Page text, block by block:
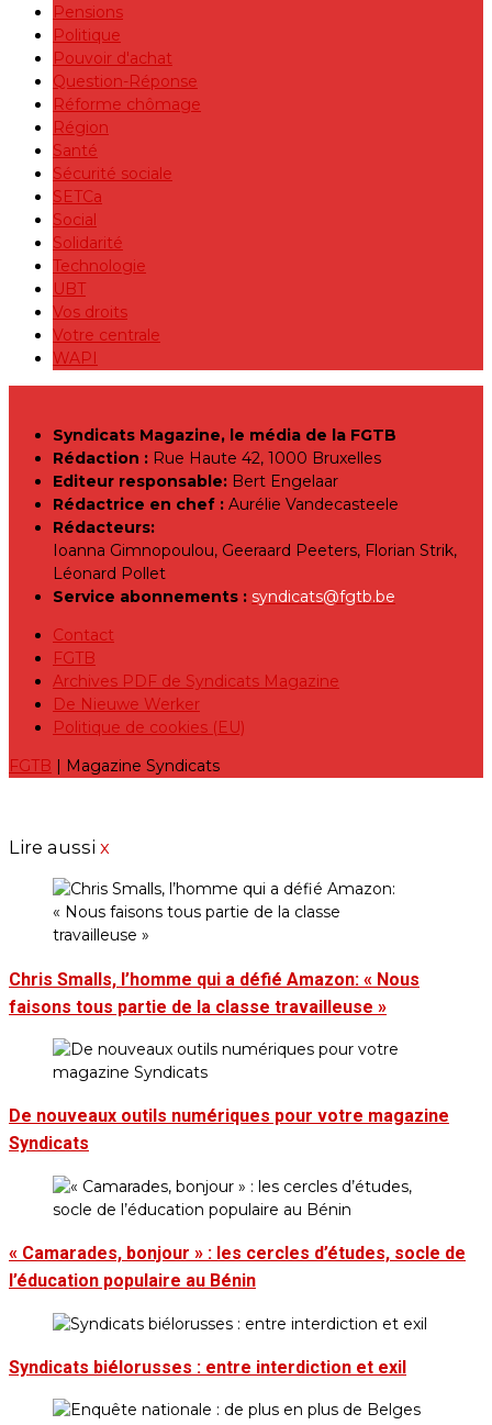
Pensions
Politique
Pouvoir d'achat
Question-Réponse
Réforme chômage
Région
Santé
Sécurité sociale
SETCa
Social
Solidarité
Technologie
UBT
Vos droits
Votre centrale
WAPI
Syndicats Magazine, le média de la FGTB
Rédaction : Rue Haute 42, 1000 Bruxelles
Editeur responsable: Bert Engelaar
Rédactrice en chef : Aurélie Vandecasteele
Rédacteurs:
Ioanna Gimnopoulou, Geeraard Peeters, Florian Strik,
Léonard Pollet
Service abonnements : syndicats@fgtb.be
Contact
FGTB
Archives PDF de Syndicats Magazine
De Nieuwe Werker
Politique de cookies (EU)
FGTB | Magazine Syndicats
Lire aussi x
Chris Smalls, l’homme qui a défié Amazon: « Nous
faisons tous partie de la classe travailleuse »
De nouveaux outils numériques pour votre magazine
Syndicats
« Camarades, bonjour » : les cercles d’études, socle de
l’éducation populaire au Bénin
Syndicats biélorusses : entre interdiction et exil